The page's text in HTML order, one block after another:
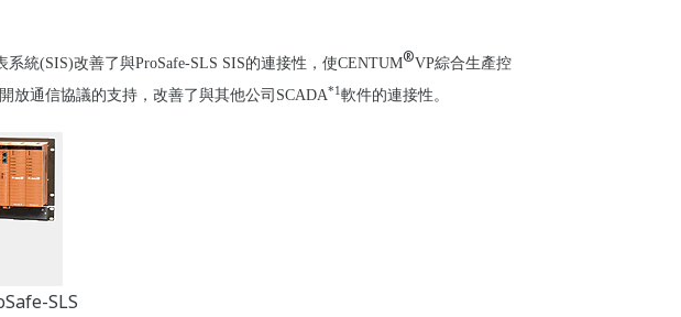
系統(SIS)改善了與ProSafe-SLS SIS的連接性，使CENTUM®VP綜合生產控
放通信協議的支持，改善了與其他公司SCADA*1 軟件的連接性。
SLS